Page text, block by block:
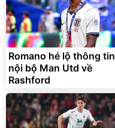
Unmute
Vali Bamozo Khung
9066 Size 20/24/28 Cao
Cấp
1.000.000
825.000
Flash Sale
Romano hé lộ thông tin
nội bộ Man Utd về
Rashford